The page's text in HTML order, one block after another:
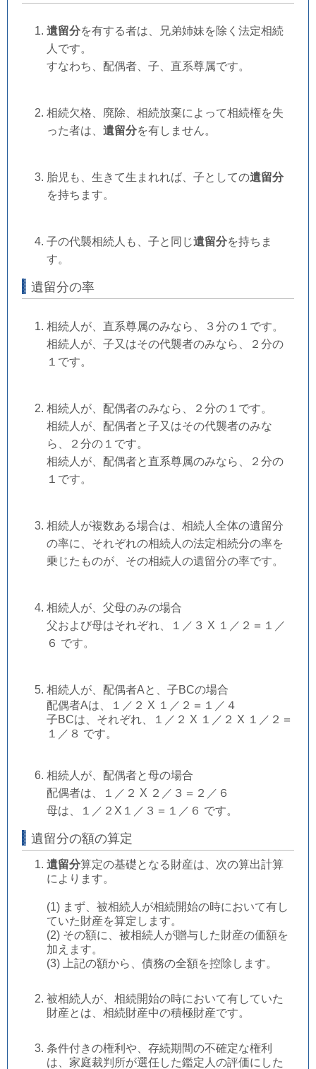
遺留分を有する者は、兄弟姉妹を除く法定相続
人です。
すなわち、配偶者、子、直系尊属です。
相続欠格、廃除、相続放棄によって相続権を失
った者は、 遺留分を有しません。
胎児も、生きて生まれれば、子としての遺留分
を持ちます。
子の代襲相続人も、子と同じ遺留分を持ちま
す。
遺留分の率
相続人が、直系尊属のみなら、３分の１です。
相続人が、子又はその代襲者のみなら、２分の
１です。
相続人が、配偶者のみなら、２分の１です。
相続人が、配偶者と子又はその代襲者のみな
ら、２分の１です。
相続人が、配偶者と直系尊属のみなら、２分の
１です。
相続人が複数ある場合は、相続人全体の遺留分
の率に、それぞれの相続人の法定相続分の率を
乗じたものが、その相続人の遺留分の率です。
相続人が、父母のみの場合
父および母はそれぞれ、１／３ X １／２＝１／
６ です。
相続人が、配偶者Aと、子BCの場合
配偶者Aは、１／２ X １／２＝１／４
子BCは、それぞれ、１／２ X １／２ X １／２＝
１／８ です。
相続人が、配偶者と母の場合
配偶者は、１／２ X ２／３＝２／６
母は、１／２X１／３＝１／６ です。
遺留分の額の算定
遺留分算定の基礎となる財産は、次の算出計算
によります。
(1) まず、被相続人が相続開始の時において有し
ていた財産を算定します。
(2) その額に、被相続人が贈与した財産の価額を
加えます。
(3) 上記の額から、債務の全額を控除します。
被相続人が、相続開始の時において有していた
財産とは、相続財産中の積極財産です。
条件付きの権利や、存続期間の不確定な権利
は、家庭裁判所が選任した鑑定人の評価にした